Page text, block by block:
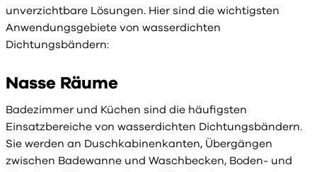
unverzichtbare Lösungen. Hier sind die wichtigsten
Anwendungsgebiete von wasserdichten
Dichtungsbändern:
Nasse Räume
Badezimmer und Küchen sind die häufigsten
Einsatzbereiche von wasserdichten Dichtungsbändern.
Sie werden an Duschkabinenkanten, Übergängen
zwischen Badewanne und Waschbecken, Boden- und